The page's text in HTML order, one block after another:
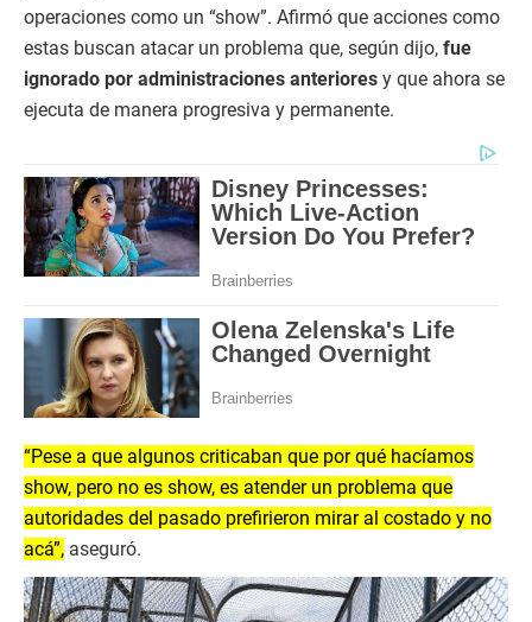
operaciones como un “show”. Afirmó que acciones como
estas buscan atacar un problema que, según dijo, fue
ignorado por administraciones anteriores y que ahora se
ejecuta de manera progresiva y permanente.
“Pese a que algunos criticaban que por qué hacíamos
show, pero no es show, es atender un problema que
autoridades del pasado prefirieron mirar al costado y no
acá”, aseguró.